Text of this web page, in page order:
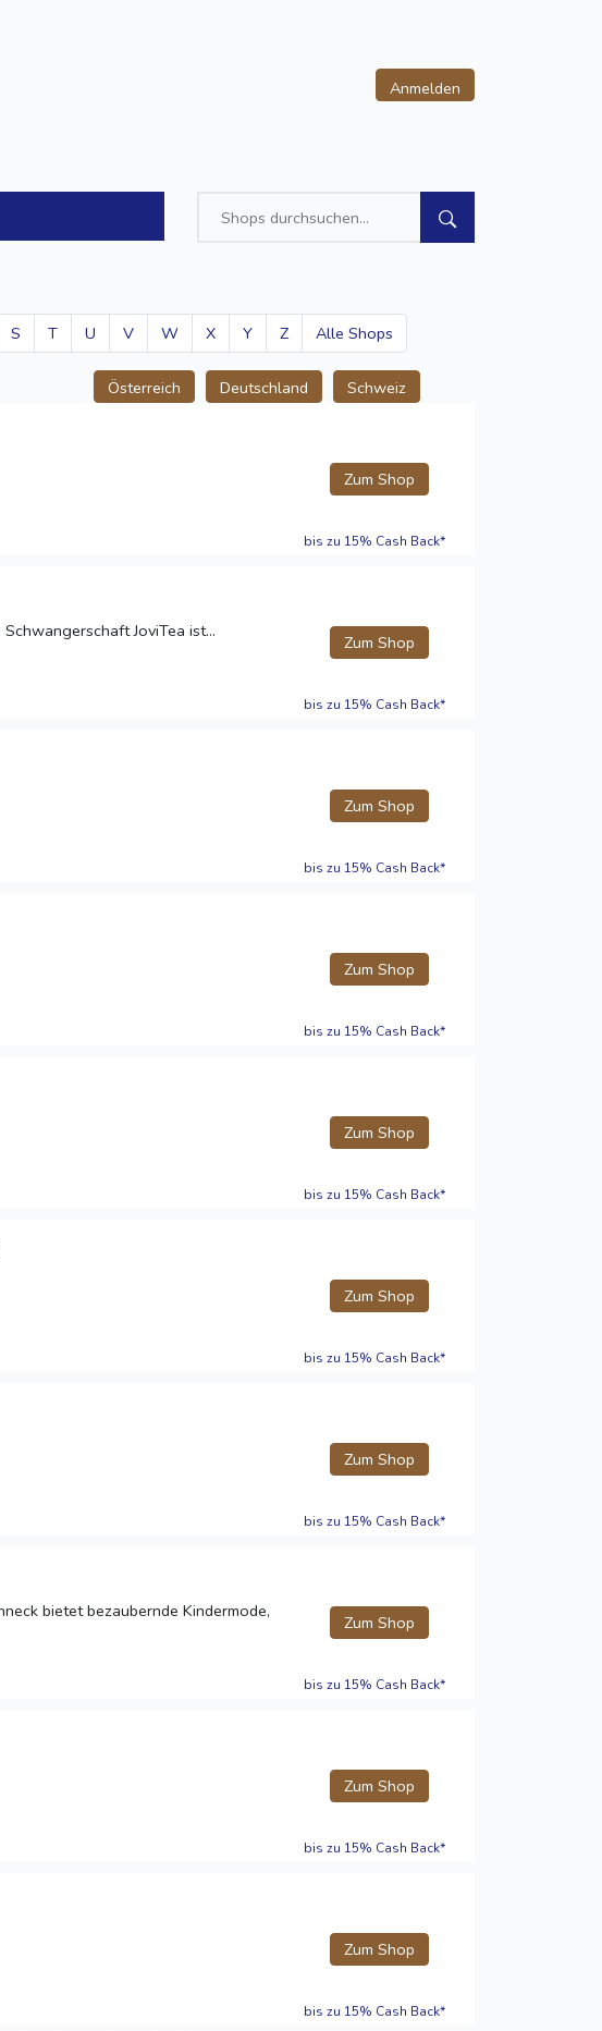
Anmelden
S T U V W X Y Z Alle Shops
Österreich Deutschland Schweiz
Zum Shop
bis zu 15% Cash Back*
JoviTea ist...
Zum Shop
bis zu 15% Cash Back*
Zum Shop
bis zu 15% Cash Back*
Zum Shop
bis zu 15% Cash Back*
Zum Shop
bis zu 15% Cash Back*
Zum Shop
bis zu 15% Cash Back*
Zum Shop
bis zu 15% Cash Back*
bietet bezaubernde Kindermode,
Zum Shop
bis zu 15% Cash Back*
Zum Shop
bis zu 15% Cash Back*
Zum Shop
bis zu 15% Cash Back*